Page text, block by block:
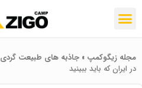
مجله زیگوکمپ » جاذبه های طبیعت گردی
در ایران که باید ببینید